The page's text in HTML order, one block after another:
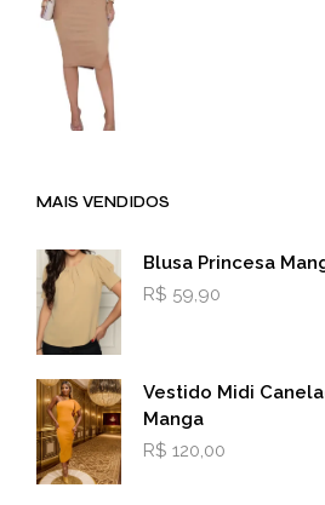
MAIS VENDIDOS
Blusa Princesa
R$ 59,90
Vestido Midi
Manga
R$ 120,00